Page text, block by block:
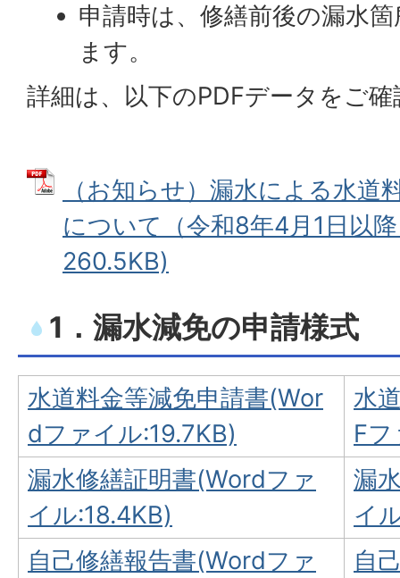
申請時は、修繕前後の漏水
ます。
詳細は、以下のPDFデータをご
（お知らせ）漏水による水道
について（令和8年4月1日以
260.5KB)
1．漏水減免の申請様式
水道料金等減免申請書(Wor
dファイル:19.7KB)
水
F
漏水修繕証明書(Wordファ
イル:18.4KB)
漏
イ
自己修繕報告書(Wordファ
自